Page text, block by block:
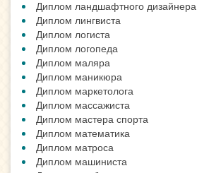
Диплом ландшафтного дизайнера
Диплом лингвиста
Диплом логиста
Диплом логопеда
Диплом маляра
Диплом маникюра
Диплом маркетолога
Диплом массажиста
Диплом мастера спорта
Диплом математика
Диплом матроса
Диплом машиниста